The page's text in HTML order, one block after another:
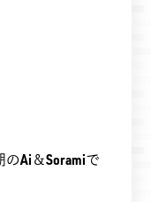
のAi＆Soramiで